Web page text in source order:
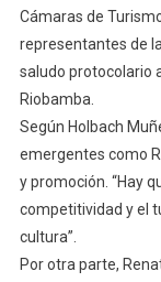
Cámaras de
representantes de
saludo protocolario
Riobamba.
Según Holbach
emergentes como
y promoción. “Hay
competitividad y el
cultura”.
Por otra parte,